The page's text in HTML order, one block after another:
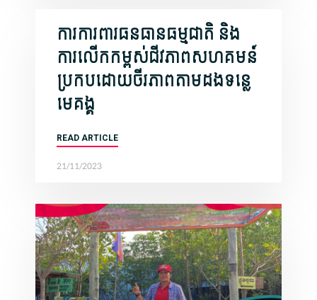
ការការពារធនធានធម្មជាតិ និង
ការលើកកម្ពស់ជីវភាពសហគមន៍
ប្រកបដោយចីរភាពតាមដងទន្លេ
មេគង្គ
READ ARTICLE
21/11/2023